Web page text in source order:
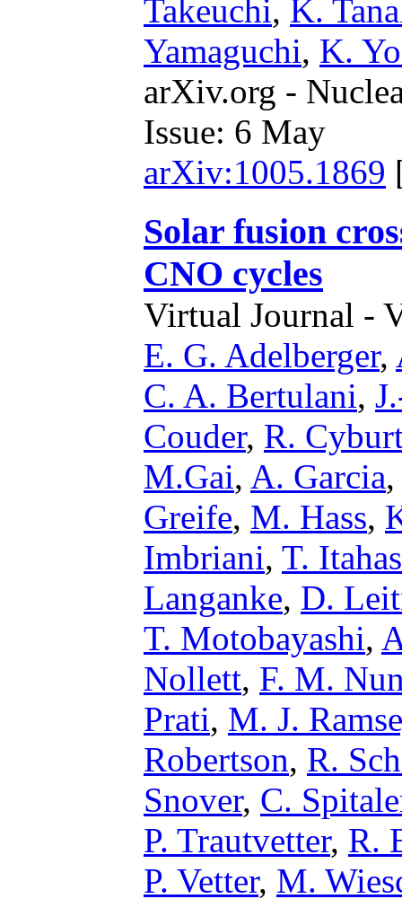
Takeuchi, K.
Yamaguchi, K.
arXiv.org -
Issue: 6 May
arXiv:1005.1869
Solar fusion
CNO cycles
Virtual Journal -
E. G. Adelberger,
C. A. Bertulani,
Couder, R.
M.Gai, A. Garcia
Greife, M. Hass,
Imbriani, T.
Langanke, D.
T. Motobayashi,
Nollett, F. M.
Prati, M. J.
Robertson, R.
Snover, C.
P. Trautvetter, R.
P. Vetter, M.